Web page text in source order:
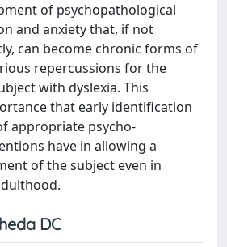
of psychopathological
and anxiety that, if not
can become chronic forms of
repercussions for the
with dyslexia. This
that early identification
appropriate psycho-
have in allowing a
of the subject even in
DC